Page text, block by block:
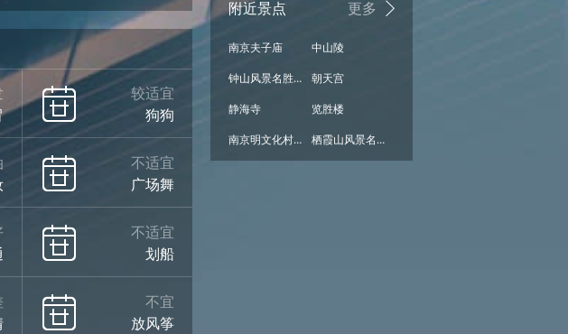
附近景点 更多
南京夫子庙
中山陵
钟山风景名胜区
朝天宫
静海寺
览胜楼
南京明文化村·阳山碑材
栖霞山风景名胜区
较适宜
狗狗
不适宜
广场舞
不适宜
划船
不宜
放风筝